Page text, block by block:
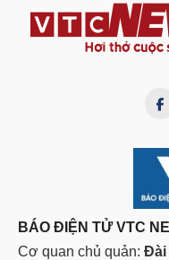
BÁO ĐIỆN TỬ VTC
Cơ quan chủ quản: Đài